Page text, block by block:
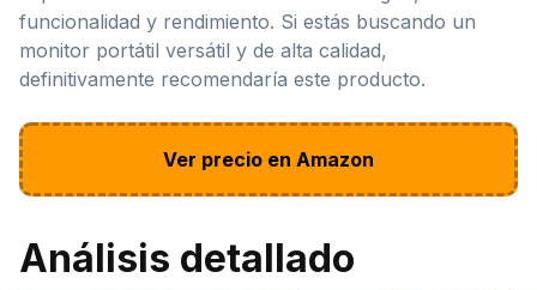
funcionalidad y rendimiento. Si estás buscando un
monitor portátil versátil y de alta calidad,
definitivamente recomendaría este producto.
Ver precio en Amazon
Análisis detallado